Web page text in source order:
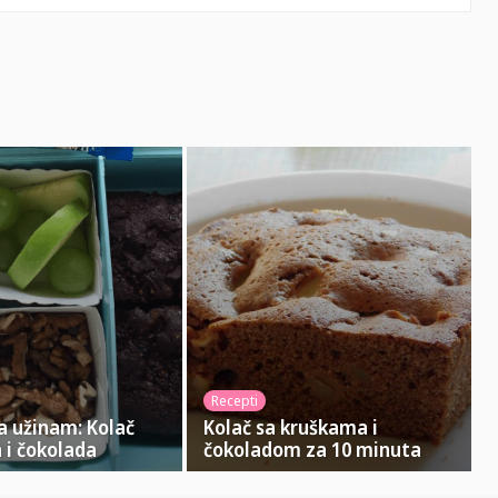
užinam: Kolač
čokolada
Recepti
Kolač sa kruškama i
čokoladom za 10 minuta